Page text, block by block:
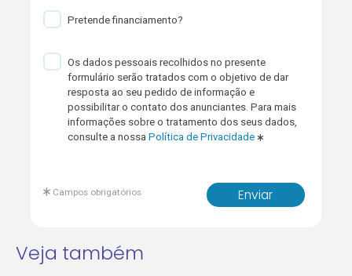
Pretende financiamento?
Os dados pessoais recolhidos no presente
formulário serão tratados com o objetivo de dar
resposta ao seu pedido de informação e
possibilitar o contato dos anunciantes. Para mais
informações sobre o tratamento dos seus dados,
consulte a nossaPolítica de Privacidade
Enviar
Campos obrigatórios
Veja também